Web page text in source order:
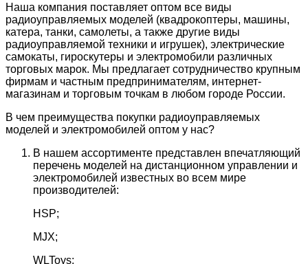
Наша компания поставляет оптом все виды
радиоуправляемых моделей (квадрокоптеры, машины,
катера, танки, самолеты, а также другие виды
радиоуправляемой техники и игрушек), электрические
самокаты, гироскутеры и электромобили различных
торговых марок. Мы предлагает сотрудничество крупным
фирмам и частным предпринимателям, интернет-
магазинам и торговым точкам в любом городе России.
В чем преимущества покупки радиоуправляемых
моделей и электромобилей оптом у нас?
В нашем ассортименте представлен впечатляющий
перечень моделей на дистанционном управлении и
электромобилей известных во всем мире
производителей:
HSP;
MJX;
WLToys;